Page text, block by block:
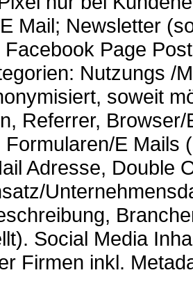
Mail; Newsletter
Facebook Page
Nutzungs /
soweit
Referrer,
Formularen/E Mails
Adresse, Double
Social Media
Firmen inkl.